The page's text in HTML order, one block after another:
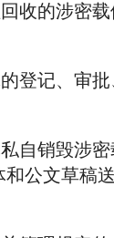
收的涉密
登记、审
自销毁涉
公文草稿